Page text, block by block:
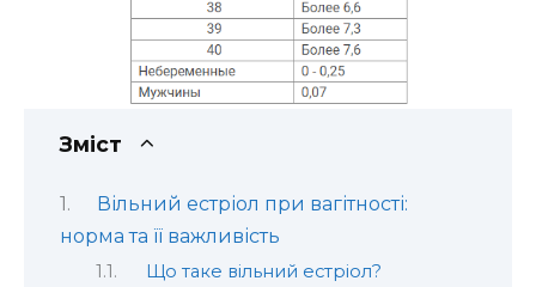
Зміст
Вільний естріол при вагітності:
норма та її важливість
Що таке вільний естріол?